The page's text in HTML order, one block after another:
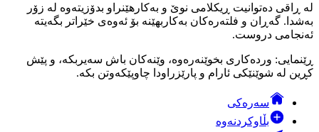
لە ڕاقی دەتوانیت ڕیکلامی نوێ و بەکارهێنراو بدۆزیتەوە لە زۆر
بەشدا. گەڕان و فلتەرەکان بەکاربهێنە بۆ ئەوەی خێراتر بگەیتە
ئەنجامی دروست.
ڕێنمایی: وردەکاری بخوێنەرەوە، وێنەکان باش سەیربکە، و پێش
کڕین لە شوێنێکی ئارام و پارێزراودا چاوپێکەوتن بکە.
سەرەکی
بڵاوکردنەوە